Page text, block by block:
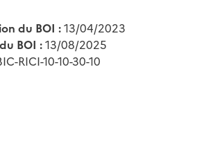
du BOI :13/04/2023
BOI :13/08/2025
RICI-10-10-30-10